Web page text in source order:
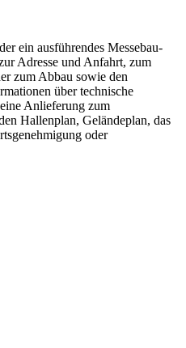
ein ausführendes Messebau-
Adresse und Anfahrt, zum
zum Abbau sowie den
über technische
Anlieferung zum
Hallenplan, Geländeplan, das
oder